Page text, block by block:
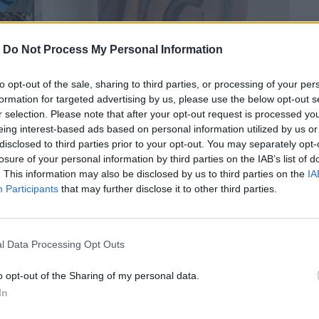
Do Not Process My Personal Information
opt-out of the sale, sharing to third parties, or processing of your
for targeted advertising by us, please use the below opt-out
selection. Please note that after your opt-out request is processed
interest-based ads based on personal information utilized by us
to third parties prior to your opt-out. You may separately
of your personal information by third parties on the IAB’s list of
This information may also be disclosed by us to third parties on the
Participants that may further disclose it to other third parties.
Data Processing Opt Outs
opt-out of the Sharing of my personal data.
ανοίγει τις πόρτες του θέτοντας το
τον κόσμο;.